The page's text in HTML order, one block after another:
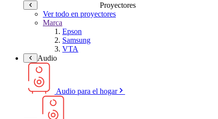
Proyectores
Ver todo en proyectores
Marca
Epson
Samsung
VTA
Audio
Audio para el hogar